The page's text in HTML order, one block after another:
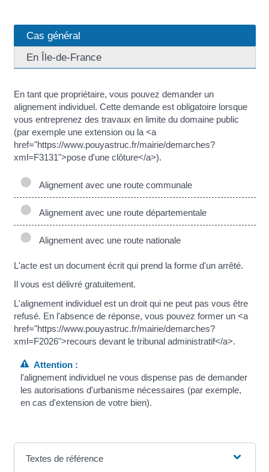
Cas général
En Île-de-France
En tant que propriétaire, vous pouvez demander un
alignement individuel. Cette demande est obligatoire lorsque
vous entreprenez des travaux en limite du domaine public
(par exemple une extension ou la <a
href="https://www.pouyastruc.fr/mairie/demarches?
xml=F3131">pose d'une clôture</a>).
Alignement avec une route communale
Alignement avec une route départementale
Alignement avec une route nationale
L'acte est un document écrit qui prend la forme d'un arrêté.
Il vous est délivré gratuitement.
L'alignement individuel est un droit qui ne peut pas vous être
refusé. En l'absence de réponse, vous pouvez former un <a
href="https://www.pouyastruc.fr/mairie/demarches?
xml=F2026">recours devant le tribunal administratif</a>.
Attention :
l'alignement individuel ne vous dispense pas de demander
les autorisations d'urbanisme nécessaires (par exemple,
en cas d'extension de votre bien).
Textes de référence